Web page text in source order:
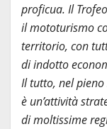
proficua. Il
il mototurismo
territorio, con
di indotto
Il tutto, nel
è un’attività
di moltissime